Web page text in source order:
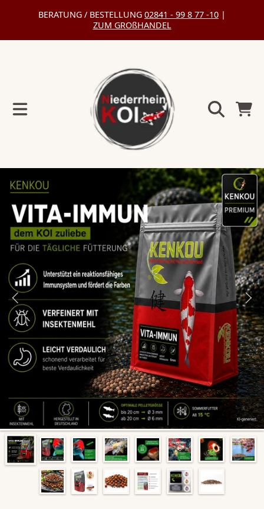
DIREKT
INHALT
BERATUNG / BESTELLUNG 02841 - 99 8 77 -10 |
ZUM GROßHANDEL
DIREKT
ZU
DEN
PRODUKTINFORMATIONEN